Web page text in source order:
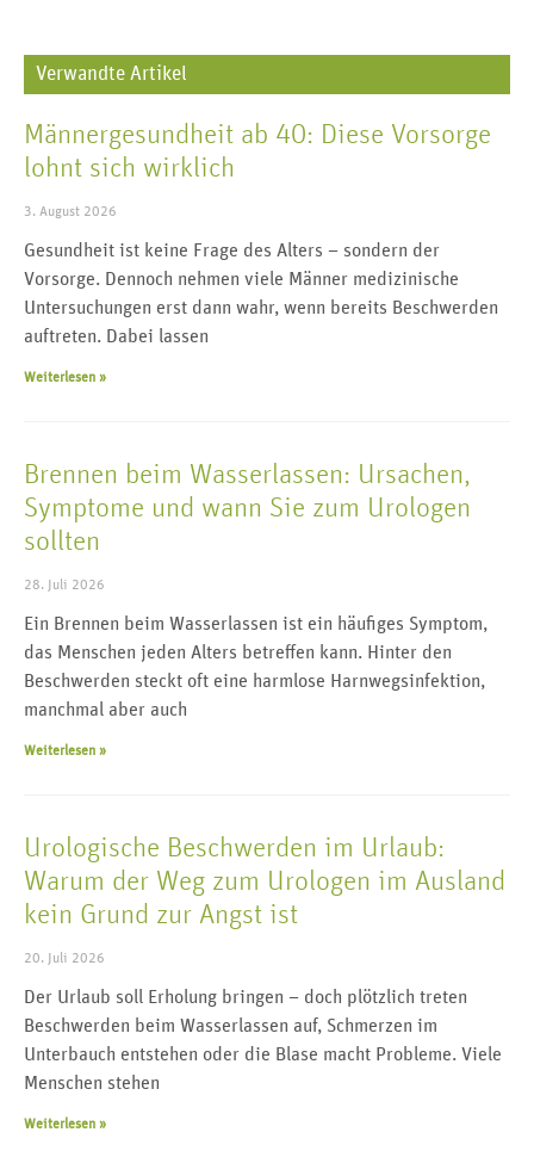
Verwandte Artikel
Männergesundheit ab 40: Diese Vorsorge
lohnt sich wirklich
3. August 2026
Gesundheit ist keine Frage des Alters – sondern der
Vorsorge. Dennoch nehmen viele Männer medizinische
Untersuchungen erst dann wahr, wenn bereits Beschwerden
auftreten. Dabei lassen
Weiterlesen »
Brennen beim Wasserlassen: Ursachen,
Symptome und wann Sie zum Urologen
sollten
28. Juli 2026
Ein Brennen beim Wasserlassen ist ein häufiges Symptom,
das Menschen jeden Alters betreffen kann. Hinter den
Beschwerden steckt oft eine harmlose Harnwegsinfektion,
manchmal aber auch
Weiterlesen »
Urologische Beschwerden im Urlaub:
Warum der Weg zum Urologen im Ausland
kein Grund zur Angst ist
20. Juli 2026
Der Urlaub soll Erholung bringen – doch plötzlich treten
Beschwerden beim Wasserlassen auf, Schmerzen im
Unterbauch entstehen oder die Blase macht Probleme. Viele
Menschen stehen
Weiterlesen »